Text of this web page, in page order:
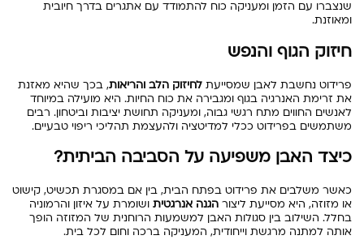
שנצברו עם הזמן ומעניקה כוח להתמודד עם אתגרים בדרך חיובית
ומאוזנת.
חיזוק הגוף והנפש
פרידוט נחשבת לאבן שמסייעת לחיזוק הלב והריאות, בכך שהיא מאזנת
את זרימת האנרגיה בגוף ומגבירה את כוח החיות. היא מועילה במיוחד
לאנשים החווים מתח רגשי גבוה, ומעניקה תחושת יציבות וביטחון. רבים
משתמשים בפרידוט ככלי למדיטציה ולהעצמת תהליכי ריפוי טבעיים.
כיצד האבן משפיעה על הסביבה הביתית?
כאשר משלבים את פרידוט בפתח הבית, בין אם במסגרת תכשיט, קישוט
או מזוזה, היא מסייעת ליצור הגנה אנרגטית ושומרת על איזון והרמוניה
בחלל. השילוב בין סגולות האבן למשמעות הרוחנית של המזוזה הופך
אותה למתנה מרגשת וייחודית, המעניקה ברכה וחום לכל בית.